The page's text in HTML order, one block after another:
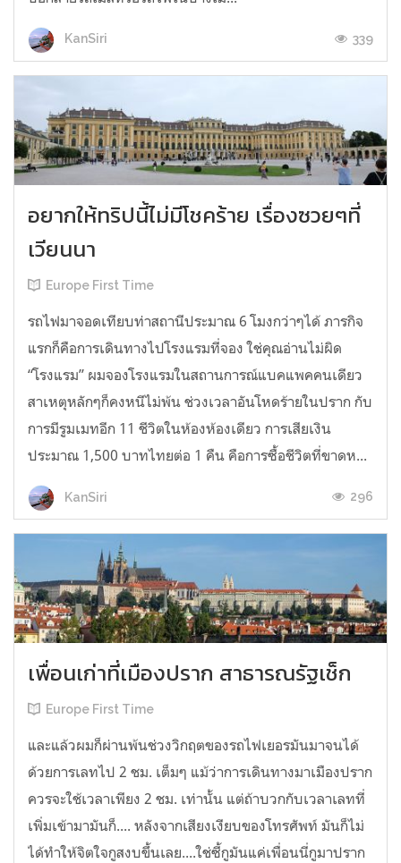
KanSiri 339
อยากให้ทริปนี้ไม่มีโชคร้าย เรื่องซวยๆที่
เวียนนา
Europe First Time
รถไฟมาจอดเทียบท่าสถานีประมาณ 6 โมงกว่าๆได้ ภารกิจ
แรกก็คือการเดินทางไปโรงแรมที่จอง ใช่คุณอ่านไม่ผิด
“โรงแรม” ผมจองโรงแรมในสถานการณ์แบคแพคคนเดียว
สาเหตุหลักๆก็คงหนีไม่พ้น ช่วงเวลาอันโหดร้ายในปราก กับ
การมีรูมเมทอีก 11 ชีวิตในห้องห้องเดียว การเสียเงิน
ประมาณ 1,500 บาทไทยต่อ 1 คืน คือการซื้อชีวิตที่ขาดห...
KanSiri 296
เพื่อนเก่าที่เมืองปราก สาธารณรัฐเช็ก
Europe First Time
และแล้วผมก็ผ่านพ้นช่วงวิกฤตของรถไฟเยอรมันมาจนได้
ด้วยการเลทไป 2 ชม. เต็มๆ แม้ว่าการเดินทางมาเมืองปราก
ควรจะใช้เวลาเพียง 2 ชม. เท่านั้น แต่ถ้าบวกกับเวลาเลทที่
เพิ่มเข้ามามันก็.... หลังจากเสียงเงียบของโทรศัพท์ มันก็ไม่
ได้ทำให้จิตใจกูสงบขึ้นเลย....ใช่ซี้กูมันแค่เพื่อนนี่กูมาปราก